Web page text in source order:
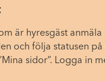
är hyresgäst anmäla
och följa statusen på
sidor”. Logga in